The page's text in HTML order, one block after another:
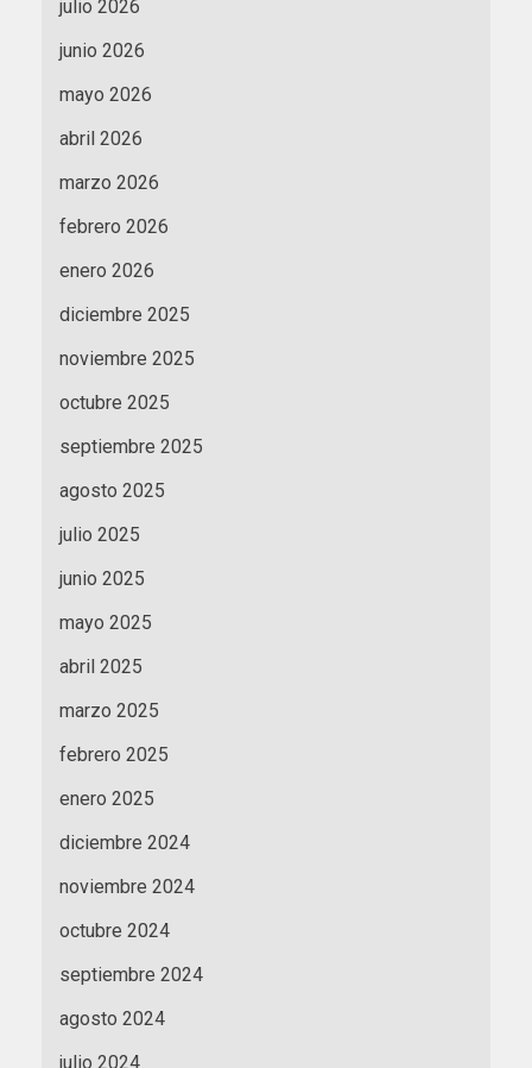
julio 2026
junio 2026
mayo 2026
abril 2026
marzo 2026
febrero 2026
enero 2026
diciembre 2025
noviembre 2025
octubre 2025
septiembre 2025
agosto 2025
julio 2025
junio 2025
mayo 2025
abril 2025
marzo 2025
febrero 2025
enero 2025
diciembre 2024
noviembre 2024
octubre 2024
septiembre 2024
agosto 2024
julio 2024